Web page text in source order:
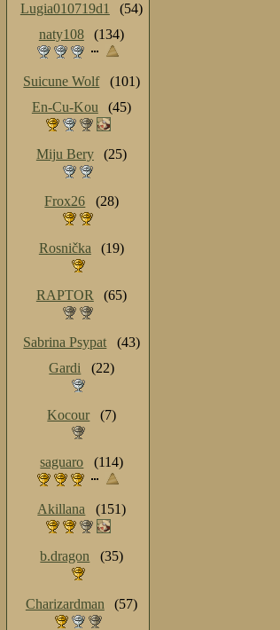
Lugia010719d1
(54)
naty108
(134)
Suicune Wolf
(101)
En-Cu-Kou
(45)
Miju Bery (25)
Frox26 (28)
Rosnička (19)
RAPTOR (65)
Sabrina Psypat
(43)
Gardi
(22)
Kocour (7)
saguaro (114)
Akillana (151)
b.dragon (35)
Charizardman (57)